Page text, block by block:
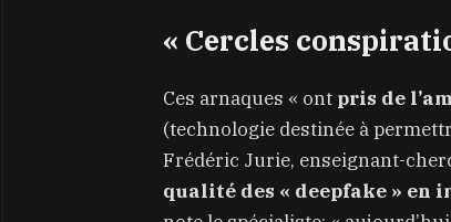
« Cercles
Ces arnaques « ont pris de
(technologie destinée à
Frédéric Jurie, enseignant-
qualité des « deepfake » en